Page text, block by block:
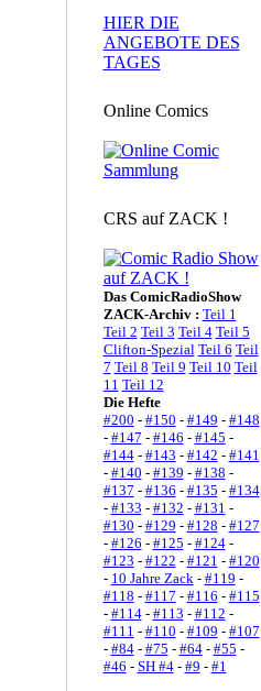
HIER DIE
ANGEBOTE DES
TAGES
Online Comics
CRS auf ZACK !
Das ComicRadioShow
ZACK-Archiv : Teil 1
Teil 2 Teil 3 Teil 4 Teil 5
Clifton-Spezial Teil 6 Teil
7 Teil 8 Teil 9 Teil 10 Teil
11 Teil 12
Die Hefte
#200 - #150 - #149 - #148
- #147 - #146 - #145 -
#144- #143 - #142 - #141
- #140 - #139 - #138 -
#137 - #136 - #135 - #134
- #133 - #132 - #131 -
#130 - #129 - #128 - #127
- #126 - #125 - #124-
#123 - #122 - #121 - #120
- 10 Jahre Zack- #119 -
#118 - #117 - #116 - #115
- #114- #113 - #112 -
#111 - #110 - #109 - #107
- #84- #75 - #64- #55 -
#46 - SH #4- #9 - #1